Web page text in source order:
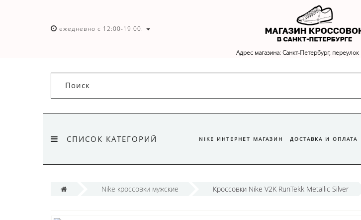
ежедневно с 12:00-19:00.
Адрес магазина: Санкт-Петербург,
СПИСОК КАТЕГОРИЙ NIKE ИНТЕРНЕТ МАГАЗИН ДОСТАВКА И ОПЛАТА
Nike кроссовки мужские Кроссовки Nike V2K RunTekk Metallic Silver